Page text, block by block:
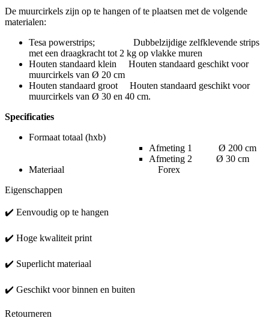
De muurcirkels zijn op te hangen of te plaatsen met de volgende
materialen:
Tesa powerstrips; Dubbelzijdige zelfklevende strips
met een draagkracht tot 2 kg op vlakke muren
Houten standaard klein Houten standaard geschikt voor
muurcirkels van Ø 20 cm
Houten standaard groot Houten standaard geschikt voor
muurcirkels van Ø 30 en 40 cm.
Specificaties
Formaat totaal (hxb)
Afmeting 1 Ø 200 cm
Afmeting 2 Ø 30 cm
Materiaal Forex
Eigenschappen
✔️ Eenvoudig op te hangen
✔️ Hoge kwaliteit print
✔️ Superlicht materiaal
✔️ Geschikt voor binnen en buiten
Retourneren